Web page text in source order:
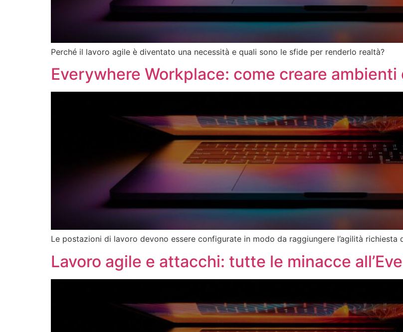
Perché il lavoro agile è diventato una necessità e quali sono le sfide per renderlo realtà?
Everywhere Workplace: come creare ambienti
Le postazioni di lavoro devono essere configurate in modo da raggiungere l’agilità richiesta
Lavoro agile e attacchi: tutte le minacce